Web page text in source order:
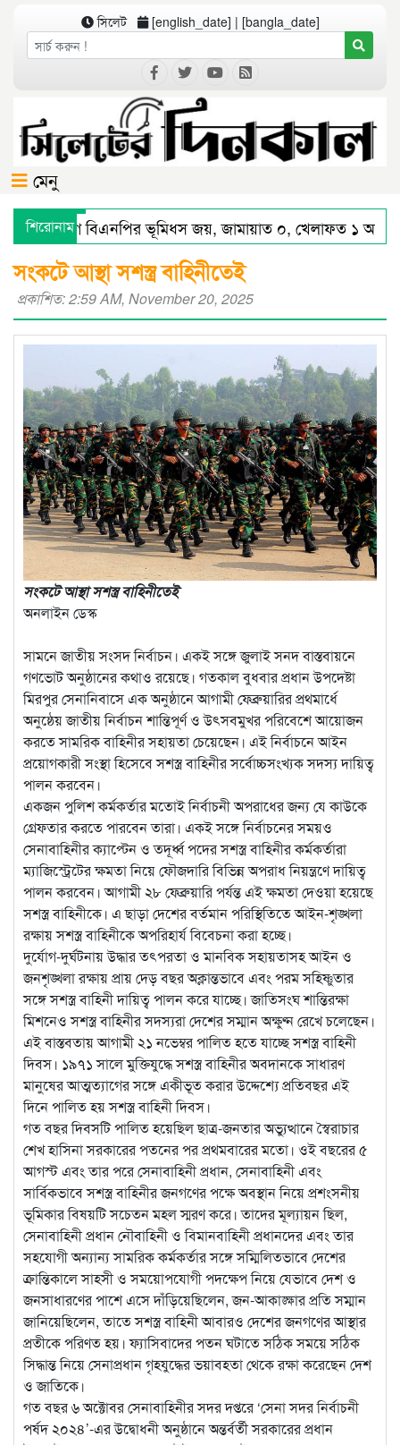
সিলেট [english_date] | [bangla_date]
মেনু
শিরোনাম
বিভাগে বিএনপির ভূমিধস জয়, জামায়াত ০, খেলাফত ১ আসনে
স্মার্ট পুলিশিংয়ে আইন-শৃঙ্খলায় স্বস্তি : শ’ত দিনে কমিশনারের অর্জন
সংকটে আস্থা সশস্ত্র বাহিনীতেই
প্রকাশিত: 2:59 AM, November 20, 2025
সংকটে আস্থা সশস্ত্র বাহিনীতেই
অনলাইন ডেস্ক
সামনে জাতীয় সংসদ নির্বাচন। একই সঙ্গে জুলাই সনদ বাস্তবায়নে
গণভোট অনুষ্ঠানের কথাও রয়েছে। গতকাল বুধবার প্রধান উপদেষ্টা
মিরপুর সেনানিবাসে এক অনুষ্ঠানে আগামী ফেব্রুয়ারির প্রথমার্ধে
অনুষ্ঠেয় জাতীয় নির্বাচন শান্তিপূর্ণ ও উৎসবমুখর পরিবেশে আয়োজন
করতে সামরিক বাহিনীর সহায়তা চেয়েছেন। এই নির্বাচনে আইন
প্রয়োগকারী সংস্থা হিসেবে সশস্ত্র বাহিনীর সর্বোচ্চসংখ্যক সদস্য দায়িত্ব
পালন করবেন।
একজন পুলিশ কর্মকর্তার মতোই নির্বাচনী অপরাধের জন্য যে কাউকে
গ্রেফতার করতে পারবেন তারা। একই সঙ্গে নির্বাচনের সময়ও
সেনাবাহিনীর ক্যাপ্টেন ও তদূর্ধ্ব পদের সশস্ত্র বাহিনীর কর্মকর্তারা
ম্যাজিস্ট্রেটের ক্ষমতা নিয়ে ফৌজদারি বিভিন্ন অপরাধ নিয়ন্ত্রণে দায়িত্ব
পালন করবেন। আগামী ২৮ ফেব্রুয়ারি পর্যন্ত এই ক্ষমতা দেওয়া হয়েছে
সশস্ত্র বাহিনীকে। এ ছাড়া দেশের বর্তমান পরিস্থিতিতে আইন-শৃঙ্খলা
রক্ষায় সশস্ত্র বাহিনীকে অপরিহার্য বিবেচনা করা হচ্ছে।
দুর্যোগ-দুর্ঘটনায় উদ্ধার তৎপরতা ও মানবিক সহায়তাসহ আইন ও
জনশৃঙ্খলা রক্ষায় প্রায় দেড় বছর অক্লান্তভাবে এবং পরম সহিষ্ণুতার
সঙ্গে সশস্ত্র বাহিনী দায়িত্ব পালন করে যাচ্ছে। জাতিসংঘ শান্তিরক্ষা
মিশনেও সশস্ত্র বাহিনীর সদস্যরা দেশের সম্মান অক্ষুণ্ন রেখে চলেছেন।
এই বাস্তবতায় আগামী ২১ নভেম্বর পালিত হতে যাচ্ছে সশস্ত্র বাহিনী
দিবস। ১৯৭১ সালে মুক্তিযুদ্ধে সশস্ত্র বাহিনীর অবদানকে সাধারণ
মানুষের আত্মত্যাগের সঙ্গে একীভূত করার উদ্দেশ্যে প্রতিবছর এই
দিনে পালিত হয় সশস্ত্র বাহিনী দিবস।
গত বছর দিবসটি পালিত হয়েছিল ছাত্র-জনতার অভ্যুত্থানে স্বৈরাচার
শেখ হাসিনা সরকারের পতনের পর প্রথমবারের মতো। ওই বছরের ৫
আগস্ট এবং তার পরে সেনাবাহিনী প্রধান, সেনাবাহিনী এবং
সার্বিকভাবে সশস্ত্র বাহিনীর জনগণের পক্ষে অবস্থান নিয়ে প্রশংসনীয়
ভূমিকার বিষয়টি সচেতন মহল স্মরণ করে। তাদের মূল্যায়ন ছিল,
সেনাবাহিনী প্রধান নৌবাহিনী ও বিমানবাহিনী প্রধানদের এবং তার
সহযোগী অন্যান্য সামরিক কর্মকর্তার সঙ্গে সম্মিলিতভাবে দেশের
ক্রান্তিকালে সাহসী ও সময়োপযোগী পদক্ষেপ নিয়ে যেভাবে দেশ ও
জনসাধারণের পাশে এসে দাঁড়িয়েছিলেন, জন-আকাঙ্ক্ষার প্রতি সম্মান
জানিয়েছিলেন, তাতে সশস্ত্র বাহিনী আবারও দেশের জনগণের আস্থার
প্রতীকে পরিণত হয়। ফ্যাসিবাদের পতন ঘটাতে সঠিক সময়ে সঠিক
সিদ্ধান্ত নিয়ে সেনাপ্রধান গৃহযুদ্ধের ভয়াবহতা থেকে রক্ষা করেছেন দেশ
ও জাতিকে।
গত বছর ৬ অক্টোবর সেনাবাহিনীর সদর দপ্তরে ‘সেনা সদর নির্বাচনী
পর্ষদ ২০২৪’-এর উদ্বোধনী অনুষ্ঠানে অন্তর্বর্তী সরকারের প্রধান